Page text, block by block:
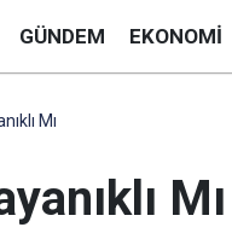
GÜNDEM EKONOMI
Mı
Mı